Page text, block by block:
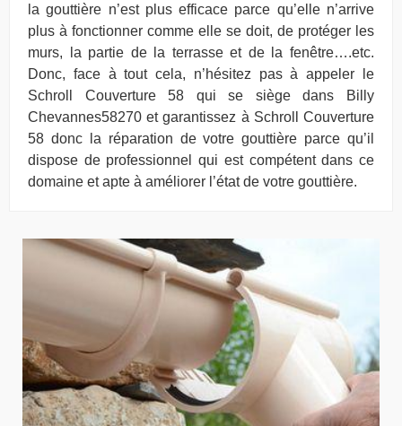
la gouttière n’est plus efficace parce qu’elle n’arrive
plus à fonctionner comme elle se doit, de protéger les
murs, la partie de la terrasse et de la fenêtre….etc.
Donc, face à tout cela, n’hésitez pas à appeler le
Schroll Couverture 58 qui se siège dans Billy
Chevannes58270 et garantissez à Schroll Couverture
58 donc la réparation de votre gouttière parce qu’il
dispose de professionnel qui est compétent dans ce
domaine et apte à améliorer l’état de votre gouttière.